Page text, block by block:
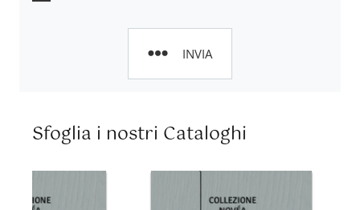
INVIA
Sfoglia i nostri Cataloghi